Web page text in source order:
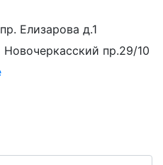
Елизарова д.1
пр.29/10